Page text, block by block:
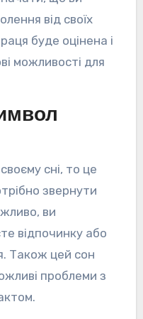
від своїх
буде оцінена і
можливості для
сні, то це
звернути
ви
відпочинку або
Також цей сон
проблеми з